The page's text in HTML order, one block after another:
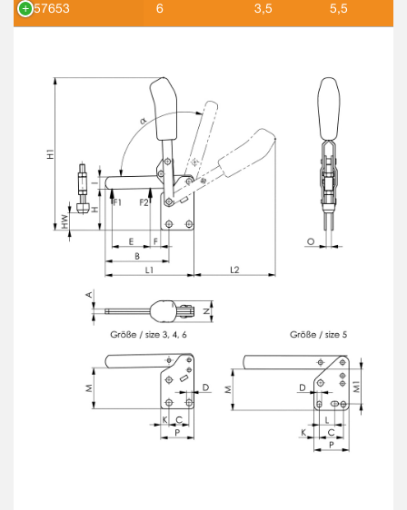
557653 6 3,5 5,5